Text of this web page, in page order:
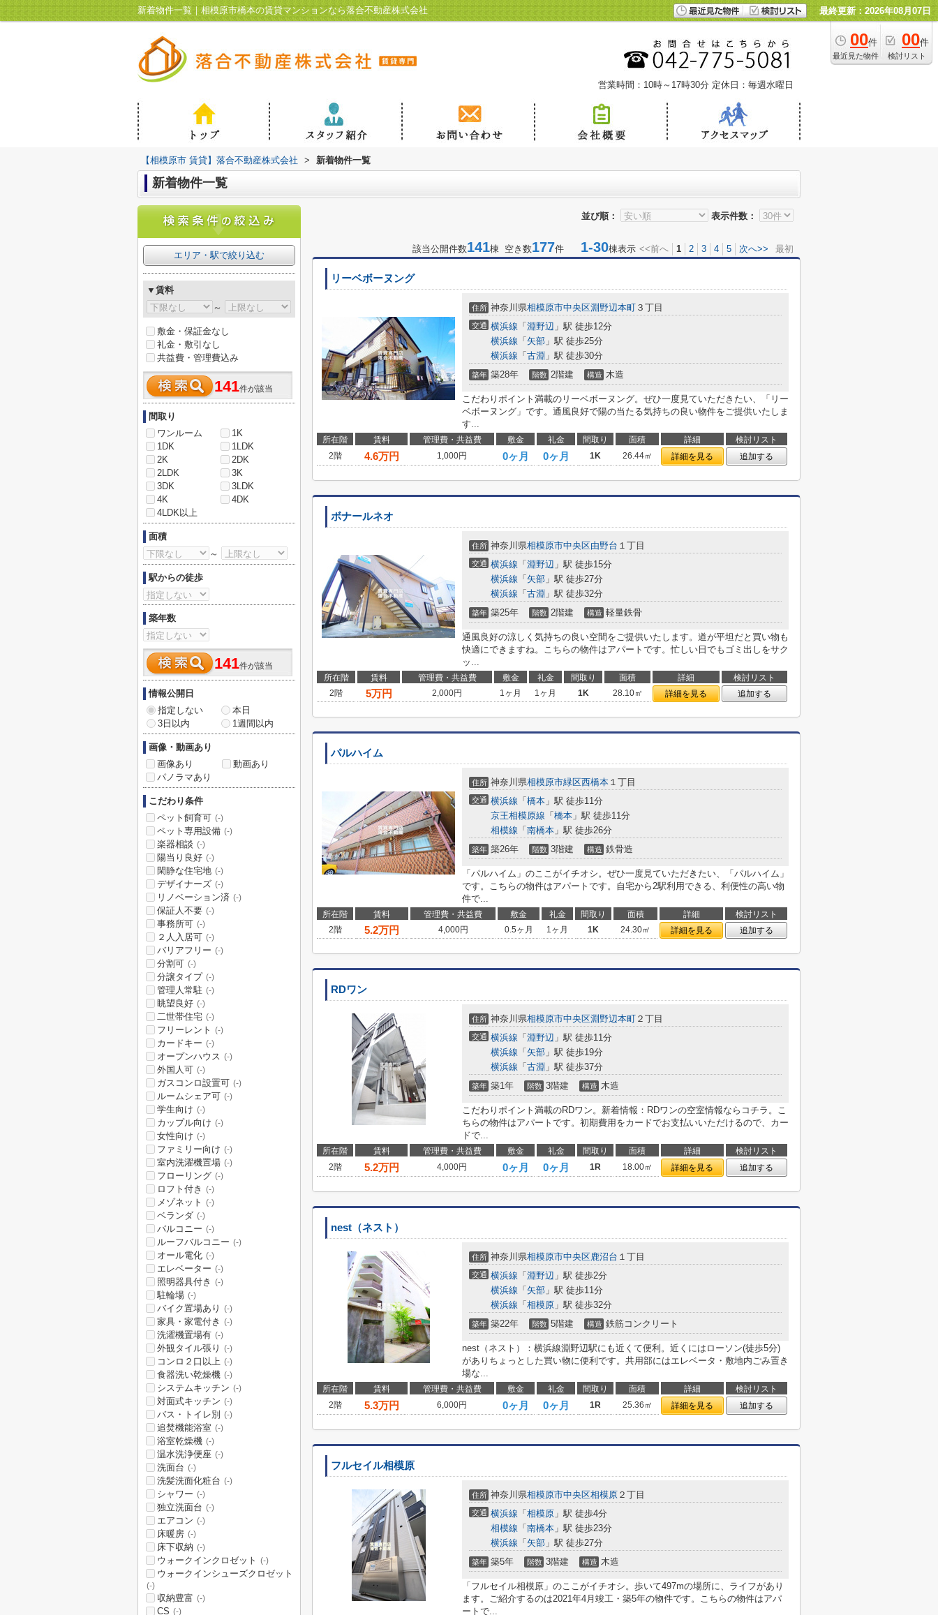
新着物件一覧｜相模原市橋本の賃貸マンションなら落合不動産株式会社 最終更新：2026年08月07日
00件
最近見た物件
00件
検討リスト
営業時間：10時～17時30分 定休日：毎週水曜日
【相模原市 賃貸】落合不動産株式会社 > 新着物件一覧
新着物件一覧
並び順： 表示件数：
該当公開件数141棟 空き数177件 1-30棟表示 <<前へ 1 2 3 4 5 次へ>> 最初
リーベボーヌング
住所 神奈川県相模原市中央区淵野辺本町 ３丁目
交通 横浜線 「 淵野辺 」駅 徒歩12分
横浜線 「 矢部 」駅 徒歩25分
横浜線 「 古淵 」駅 徒歩30分
築年 築28年 階数 2階建 構造 木造
こだわりポイント満載のリーベボーヌング。ぜひ一度見ていただきたい、「リー
ベボーヌング」です。通風良好で陽の当たる気持ちの良い物件をご提供いたしま
す...
所在階 賃料 管理費・共益費 敷金 礼金 間取り 面積 詳細
検討リスト
2階
4.6万円 1,000円 0ヶ月 0ヶ月 1K 26.44㎡ 詳細を見る 追加する
ボナールネオ
住所 神奈川県相模原市中央区由野台 １丁目
交通 横浜線 「 淵野辺 」駅 徒歩15分
横浜線 「 矢部 」駅 徒歩27分
横浜線 「 古淵 」駅 徒歩32分
築年 築25年 階数 2階建 構造 軽量鉄骨
通風良好の涼しく気持ちの良い空間をご提供いたします。道が平坦だと買い物も
快適にできますね。こちらの物件はアパートです。忙しい日でもゴミ出しをサク
ッ...
所在階 賃料 管理費・共益費 敷金 礼金 間取り 面積 詳細
検討リスト
2階
5万円 2,000円 1ヶ月 1ヶ月 1K 28.10㎡ 詳細を見る 追加する
パルハイム
住所 神奈川県相模原市緑区西橋本 １丁目
交通 横浜線 「 橋本 」駅 徒歩11分
京王相模原線 「 橋本 」駅 徒歩11分
相模線 「 南橋本 」駅 徒歩26分
築年 築26年 階数 3階建 構造 鉄骨造
「パルハイム」のここがイチオシ。ぜひ一度見ていただきたい、「パルハイム」
です。こちらの物件はアパートです。自宅から2駅利用できる、利便性の高い物
件で...
所在階 賃料 管理費・共益費 敷金 礼金 間取り 面積 詳細
検討リスト
2階
5.2万円 4,000円 0.5ヶ月 1ヶ月 1K 24.30㎡ 詳細を見る 追加する
RDワン
住所 神奈川県相模原市中央区淵野辺本町 ２丁目
交通 横浜線 「 淵野辺 」駅 徒歩11分
横浜線 「 矢部 」駅 徒歩19分
横浜線 「 古淵 」駅 徒歩37分
築年 築1年 階数 3階建 構造 木造
こだわりポイント満載のRDワン。新着情報：RDワンの空室情報ならコチラ。こ
ちらの物件はアパートです。初期費用をカードでお支払いいただけるので、カー
ドで...
所在階 賃料 管理費・共益費 敷金 礼金 間取り 面積 詳細
検討リスト
2階
5.2万円 4,000円 0ヶ月 0ヶ月 1R 18.00㎡ 詳細を見る 追加する
nest（ネスト）
住所 神奈川県相模原市中央区鹿沼台 １丁目
交通 横浜線 「 淵野辺 」駅 徒歩2分
横浜線 「 矢部 」駅 徒歩11分
横浜線 「 相模原 」駅 徒歩32分
築年 築22年 階数 5階建 構造 鉄筋コンクリート
nest（ネスト）：横浜線淵野辺駅にも近くて便利。近くにはローソン(徒歩5分)
がありちょっとした買い物に便利です。共用部にはエレベータ・敷地内ごみ置き
場な...
所在階 賃料 管理費・共益費 敷金 礼金 間取り 面積 詳細
検討リスト
2階
5.3万円 6,000円 0ヶ月 0ヶ月 1R 25.36㎡ 詳細を見る 追加する
フルセイル相模原
住所 神奈川県相模原市中央区相模原 ２丁目
交通 横浜線 「 相模原 」駅 徒歩4分
相模線 「 南橋本 」駅 徒歩23分
横浜線 「 矢部 」駅 徒歩27分
築年 築5年 階数 3階建 構造 木造
「フルセイル相模原」のここがイチオシ。歩いて497mの場所に、ライフがあり
ます。ご紹介するのは2021年4月竣工・築5年の物件です。こちらの物件はアパ
ートで...
エリア・駅で絞り込む
▼賃料
～
敷金・保証金なし
礼金・敷引なし
共益費・管理費込み
141件が該当
間取り
ワンルーム
1K
1DK
1LDK
2K
2DK
2LDK
3K
3DK
3LDK
4K
4DK
4LDK以上
面積
～
駅からの徒歩
築年数
141件が該当
情報公開日
指定しない
本日
3日以内
1週間以内
画像・動画あり
画像あり
動画あり
パノラマあり
こだわり条件
ペット飼育可 (-)
ペット専用設備 (-)
楽器相談 (-)
陽当り良好 (-)
閑静な住宅地 (-)
デザイナーズ (-)
リノベーション済 (-)
保証人不要 (-)
事務所可 (-)
２人入居可 (-)
バリアフリー (-)
分割可 (-)
分譲タイプ (-)
管理人常駐 (-)
眺望良好 (-)
二世帯住宅 (-)
フリーレント (-)
カードキー (-)
オープンハウス (-)
外国人可 (-)
ガスコンロ設置可 (-)
ルームシェア可 (-)
学生向け (-)
カップル向け (-)
女性向け (-)
ファミリー向け (-)
室内洗濯機置場 (-)
フローリング (-)
ロフト付き (-)
メゾネット (-)
ベランダ (-)
バルコニー (-)
ルーフバルコニー (-)
オール電化 (-)
エレベーター (-)
照明器具付き (-)
駐輪場 (-)
バイク置場あり (-)
家具・家電付き (-)
洗濯機置場有 (-)
外観タイル張り (-)
コンロ２口以上 (-)
食器洗い乾燥機 (-)
システムキッチン (-)
対面式キッチン (-)
バス・トイレ別 (-)
追焚機能浴室 (-)
浴室乾燥機 (-)
温水洗浄便座 (-)
洗面台 (-)
洗髪洗面化粧台 (-)
シャワー (-)
独立洗面台 (-)
エアコン (-)
床暖房 (-)
床下収納 (-)
ウォークインクロゼット (-)
ウォークインシューズクロゼット
(-)
収納豊富 (-)
CS (-)